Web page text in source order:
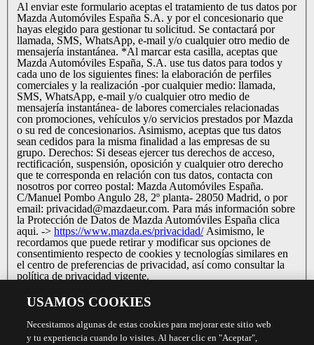
Al enviar este formulario aceptas el tratamiento de tus datos por
Mazda Automóviles España S.A. y por el concesionario que
hayas elegido para gestionar tu solicitud. Se contactará por
llamada, SMS, WhatsApp, e-mail y/o cualquier otro medio de
mensajería instantánea. *Al marcar esta casilla, aceptas que
Mazda Automóviles España, S.A. use tus datos para todos y
cada uno de los siguientes fines: la elaboración de perfiles
comerciales y la realización -por cualquier medio: llamada,
SMS, WhatsApp, e-mail y/o cualquier otro medio de
mensajería instantánea- de labores comerciales relacionadas
con promociones, vehículos y/o servicios prestados por Mazda
o su red de concesionarios. Asimismo, aceptas que tus datos
sean cedidos para la misma finalidad a las empresas de su
grupo. Derechos: Si deseas ejercer tus derechos de acceso,
rectificación, suspensión, oposición y cualquier otro derecho
que te corresponda en relación con tus datos, contacta con
nosotros por correo postal: Mazda Automóviles España.
C/Manuel Pombo Angulo 28, 2º planta- 28050 Madrid, o por
email: privacidad@mazdaeur.com. Para más información sobre
la Protección de Datos de Mazda Automóviles España clica
aqui. -> https://www.mazda.es/privacidad/Asimismo, le
recordamos que puede retirar y modificar sus opciones de
consentimiento respecto de cookies y tecnologías similares en
el centro de preferencias de privacidad, así como consultar la
política de privacidad vigente.
USAMOS COOKIES
Necesitamos algunas de estas cookies para mejorar este sitio web
y tu experiencia cuando lo visites. Al hacer clic en "Aceptar",